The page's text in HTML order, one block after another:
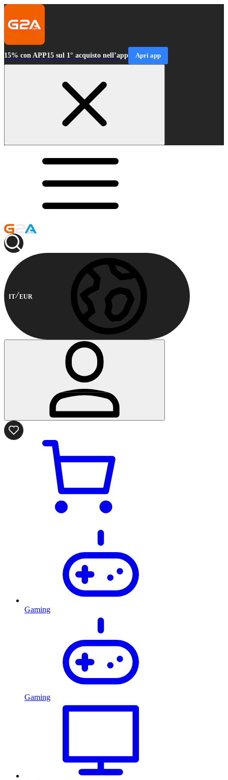
15% con APP15 sul 1° acquisto nell’app Apri app
IT EUR
Gaming
Gaming